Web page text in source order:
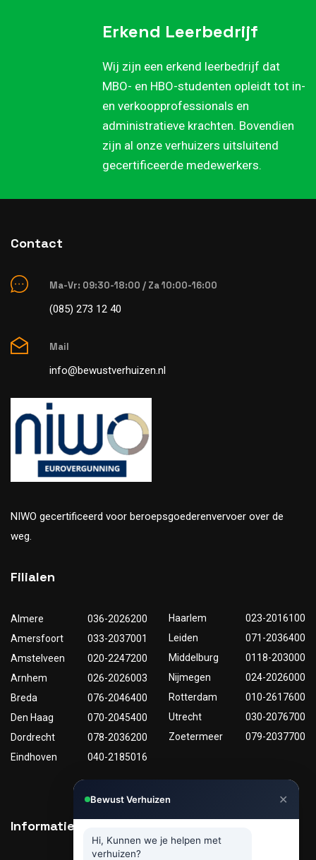
Erkend Leerbedrijf
Wij zijn een erkend leerbedrijf dat
MBO- en HBO-studenten opleidt tot in-
en verkoopprofessionals en
administratieve krachten. Bovendien
zijn al onze verhuizers uitsluitend
gecertificeerde medewerkers.
Contact
Ma-Vr: 09:30-18:00 / Za 10:00-16:00
(085) 273 12 40
Mail
info@bewustverhuizen.nl
NIWO gecertificeerd voor beroepsgoederenvervoer over de
weg.
Filialen
Almere
036-2026200
Amersfoort
033-2037001
Amstelveen
020-2247200
Arnhem
026-2026003
Breda
076-2046400
Den Haag
070-2045400
Dordrecht
078-2036200
Eindhoven
040-2185016
Haarlem
023-2016100
Leiden
071-2036400
Middelburg
0118-203000
Nijmegen
024-2026000
Rotterdam
010-2617600
Utrecht
030-2076700
Zoetermeer
079-2037700
Informatie
Bewust Verhuizen ✕
Hi, Kunnen we je helpen met
verhuizen?